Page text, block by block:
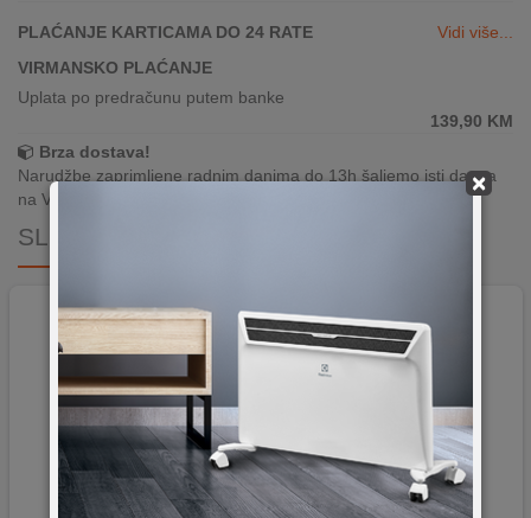
×
PLAĆANJE KARTICAMA DO 24 RATE
Vidi više...
VIRMANSKO PLAĆANJE
Uplata po predračunu putem banke
139,90 KM
Brza dostava!
Narudžbe zaprimljene radnim danima do 13h šaljemo isti dan, a
na Vašoj adresi paket je već za 24–48h.
SLIČNI PROIZVODI